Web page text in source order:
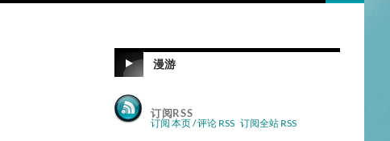
漫游
订阅RSS
订阅 本页 / 评论 RSS 订阅全站 RSS